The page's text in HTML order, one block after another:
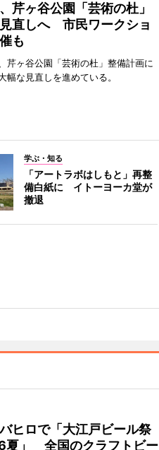
芹ヶ谷公園「芸術の杜」
直しへ 市民ワークショ
も
芹ヶ谷公園「芸術の杜」整備計画に
幅な見直しを進めている。
学ぶ・知る
「アートラボはしもと」再整
備白紙に イトーヨーカ堂が
撤退
ヒロで「大江戸ビール祭
夏」 全国のクラフトビー